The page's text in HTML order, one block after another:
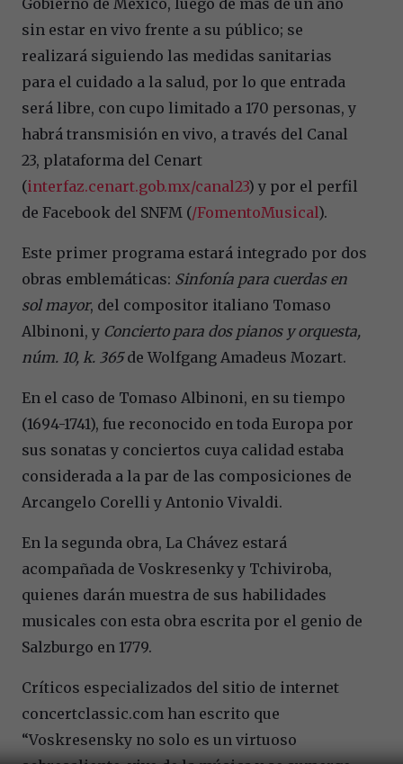
sin estar en vivo frente a su público; se
realizará siguiendo las medidas sanitarias
para el cuidado a la salud, por lo que entrada
será libre, con cupo limitado a 170 personas, y
habrá transmisión en vivo, a través del Canal
23, plataforma del Cenart
(interfaz.cenart.gob.mx/canal23) y por el perfil
de Facebook del SNFM (/FomentoMusical).
Este primer programa estará integrado por dos
obras emblemáticas: Sinfonía para cuerdas en
sol mayor, del compositor italiano Tomaso
Albinoni, y Concierto para dos pianos y orquesta,
núm. 10, k. 365de Wolfgang Amadeus Mozart.
En el caso de Tomaso Albinoni, en su tiempo
(1694-1741), fue reconocido en toda Europa por
sus sonatas y conciertos cuya calidad estaba
considerada a la par de las composiciones de
Arcangelo Corelli y Antonio Vivaldi.
En la segunda obra, La Chávez estará
acompañada de Voskresenky y Tchiviroba,
quienes darán muestra de sus habilidades
musicales con esta obra escrita por el genio de
Salzburgo en 1779.
Críticos especializados del sitio de internet
concertclassic.com han escrito que
“Voskresensky no solo es un virtuoso